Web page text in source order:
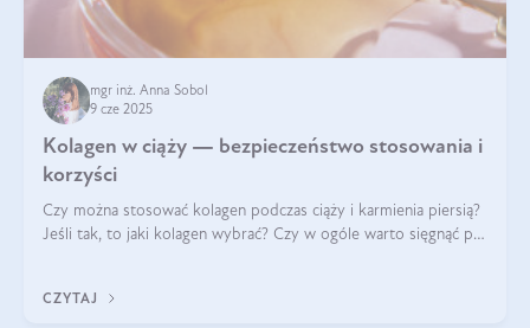
mgr inż. Anna Sobol
9 cze 2025
Kolagen w ciąży — bezpieczeństwo stosowania i
korzyści
Czy można stosować kolagen podczas ciąży i karmienia piersią?
Jeśli tak, to jaki kolagen wybrać? Czy w ogóle warto sięgnąć po
CZYTAJ